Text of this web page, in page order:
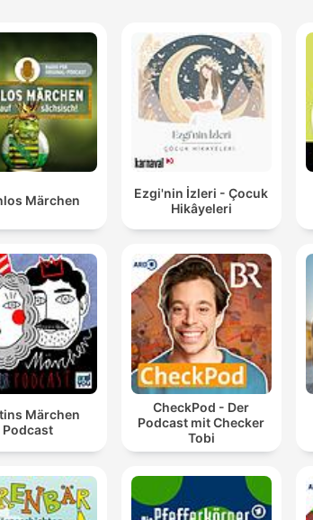
Märchen
Ezgi'nin İzleri - Çocuk
Hikâyeleri
Märchen
Podcast
CheckPod - Der
Podcast mit Checker
Tobi